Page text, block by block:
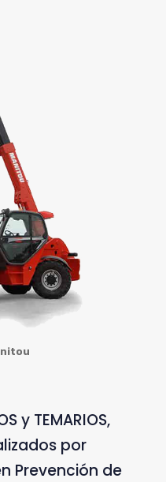
y TEMARIOS,
por
Prevención de